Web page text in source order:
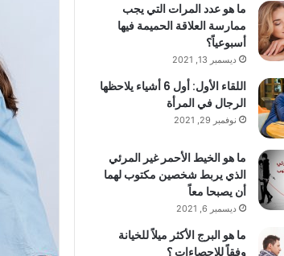
ما هو عدد المرات التي يجب
ممارسة العلاقة الحميمة فيها
أسبوعياً؟
ديسمبر 13, 2021
اللقاء الأول: أول 6 أشياء يلاحظها
الرجال في المرأة
نوفمبر 29, 2021
ما هو الخيط الأحمر غير المرئي
الذي يربط شخصين مكتوب لهما
أن يصبحا معاً
ديسمبر 6, 2021
ما هو البرج الأكثر ميلاً للخيانة
وفقاً للإحصاءات ؟